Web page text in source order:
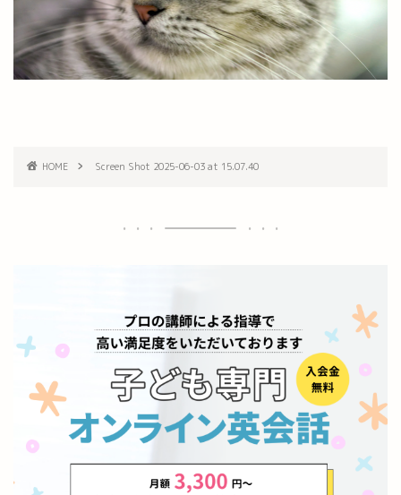
HOME Screen Shot 2025-06-03 at 15.07.40